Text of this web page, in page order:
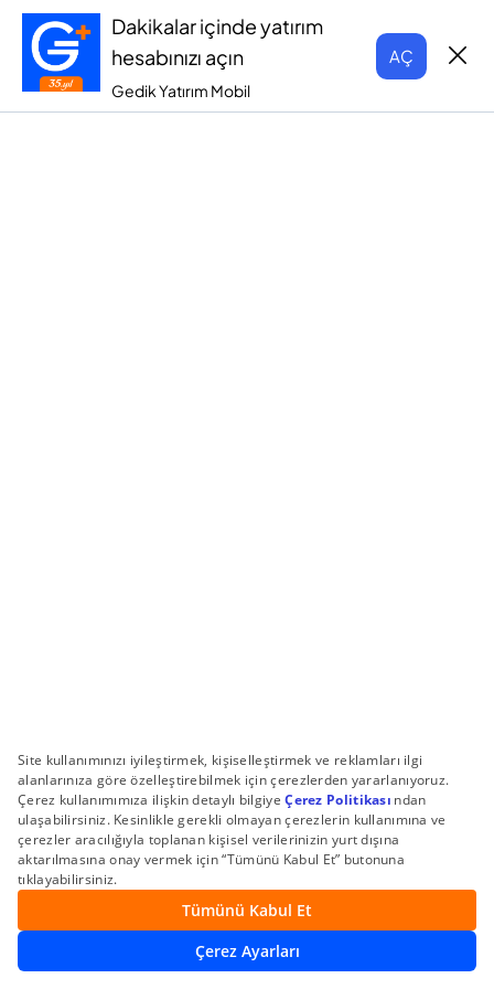
Dakikalar içinde yatırım
hesabınızı açın
Gedik Yatırım Mobil
AÇ